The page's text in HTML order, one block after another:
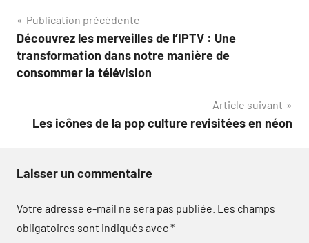
Navigation
de
l’article
Publication précédente
Découvrez les merveilles de l’IPTV : Une
transformation dans notre manière de
consommer la télévision
Article suivant
Les icônes de la pop culture revisitées en néon
Laisser un commentaire
Votre adresse e-mail ne sera pas publiée. Les champs
obligatoires sont indiqués avec*